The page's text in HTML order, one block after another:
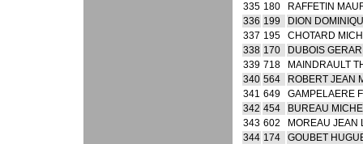
335 180
RAFFETIN
336 199
DION
337 195
CHOTARD
338 170
DUBOIS
339 718
MAINDRAULT
340 564
ROBERT JEAN
341 649
GAMPELAERE
342 454
BUREAU
343 602
MOREAU JEAN
344 174
GOUBET